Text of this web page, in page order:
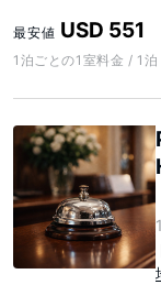
最安値 USD 551
1泊ごとの1室料金 / 1泊